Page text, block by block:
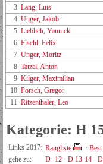
3 Lang, Luis
4 Unger, Jakob
5 Lieblich, Yannick
6 Fischl, Felix
7 Unger, Moritz
8 Tatzel, Anton
9 Kilger, Maximilian
10 Porsch, Gregor
11 Ritzenthaler, Leo
Kategorie: H
Links 2017: Rangliste ·
gehe zu:
D -12 · D 13-14 ·